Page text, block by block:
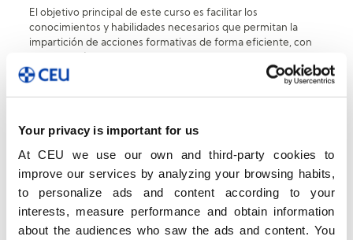
Your privacy is important for us
At CEU we use our own and third-party cookies to
improve our services by analyzing your browsing habits,
to personalize ads and content according to your
interests, measure performance and obtain information
about the audiences who saw the ads and content. You
El objetivo principal de este curso es facilitar los
conocimientos y habilidades necesarios que permitan la
impartición de acciones formativas de forma eficiente, con
logrando:
paraafianzar las habilidades y técnicas
Definir los contenidos que deben tratarse y los
que no, de cara alograr los objetivos.
Entrenar metodologías alternativas a la